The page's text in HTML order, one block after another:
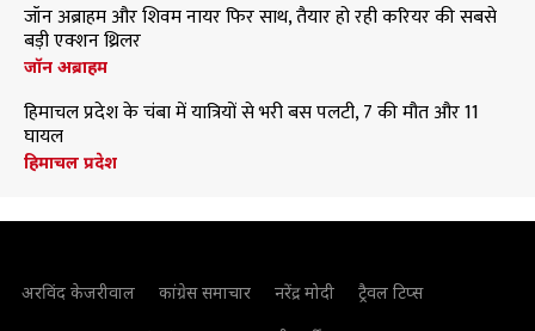
जॉन अब्राहम और शिवम नायर फिर साथ, तैयार हो रही करियर की सबसे
बड़ी एक्शन थ्रिलर
जॉन अब्राहम
हिमाचल प्रदेश के चंबा में यात्रियों से भरी बस पलटी, 7 की मौत और 11
घायल
हिमाचल प्रदेश
अरविंद केजरीवाल कांग्रेस समाचार नरेंद्र मोदी
ट्रैवल टिप्स